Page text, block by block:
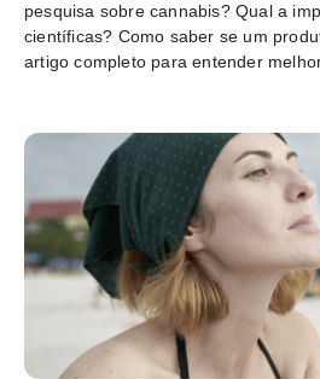
pesquisa sobre cannabis? Qual a
científicas? Como saber se um
artigo completo para entender